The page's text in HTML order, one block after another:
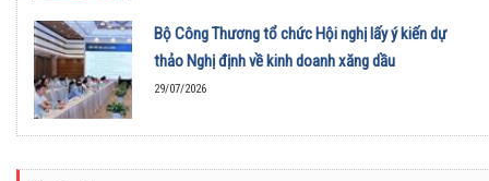
Bộ Công Thương tổ chức Hội nghị lấy ý kiến dự
thảo Nghị định về kinh doanh xăng dầu
29/07/2026